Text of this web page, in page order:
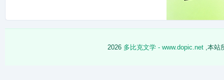
2026 多比克文学 - www.dopic.net ,本站